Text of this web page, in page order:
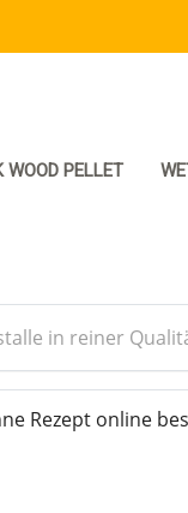
WOOD PELLET
in reiner
Rezept online